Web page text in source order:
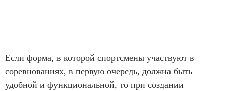
Если форма, в которой спортсмены участвуют в
соревнованиях, в первую очередь, должна быть
удобной и функциональной, то при создании